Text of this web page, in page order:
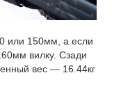
или 150мм, а если
вилку. Сзади
вес — 16.44кг